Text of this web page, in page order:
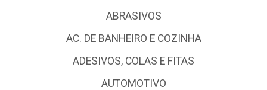
ABRASIVOS
AC. DE BANHEIRO E COZINHA
ADESIVOS, COLAS E FITAS
AUTOMOTIVO